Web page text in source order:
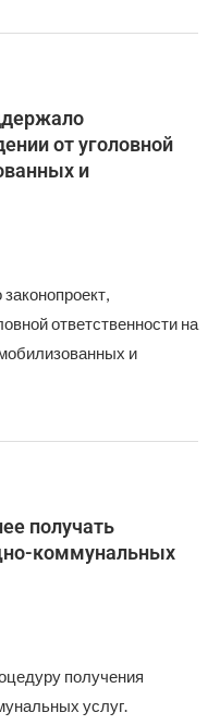
от уголовной
и
ответственности на
и
получать
коммунальных
получения
услуг.